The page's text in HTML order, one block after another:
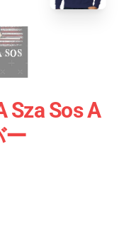
Sza Sos A
ー